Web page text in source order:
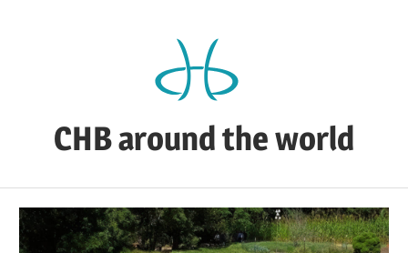
CHB around the world